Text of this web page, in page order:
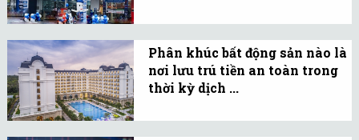
bố kế hoạch kinh doanh
năm 2022, dự kiến trình
ĐHCĐ thường niên năm
2022 trong tháng 4 tới.
Phân khúc bất động sản nào là
nơi lưu trú tiền an toàn trong
thời kỳ dịch ...